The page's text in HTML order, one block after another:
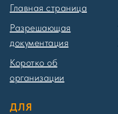
Главная страница
Разрешающая
документация
Коротко об
организации
ДЛЯ